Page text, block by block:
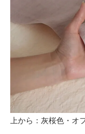
上から：灰桜色・オ